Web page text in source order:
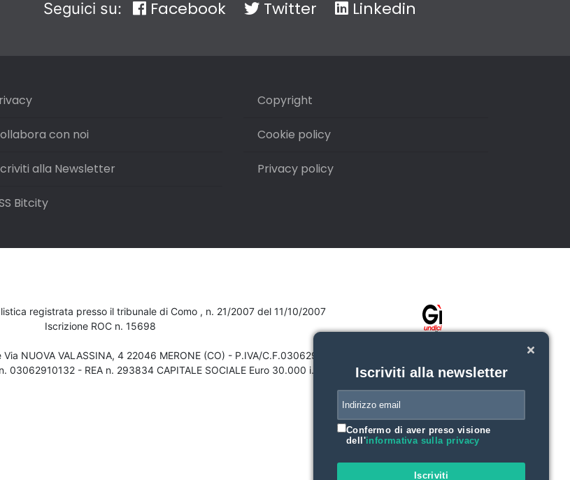
Seguici su: Facebook Twitter Linkedin
con noi
alla Newsletter
Bitcity
Copyright
Cookie policy
Privacy policy
registrata presso il tribunale di Como , n. 21/2007 del 11/10/2007
Iscrizione ROC n. 15698
NUOVA VALASSINA, 4 22046 MERONE (CO) - P.IVA/C.F.03062910132
03062910132 - REA n. 293834 CAPITALE SOCIALE Euro 30.000 i.v.
Iscriviti alla newsletter
Confermo di aver preso visione
dell'informativa sulla privacy
Iscriviti